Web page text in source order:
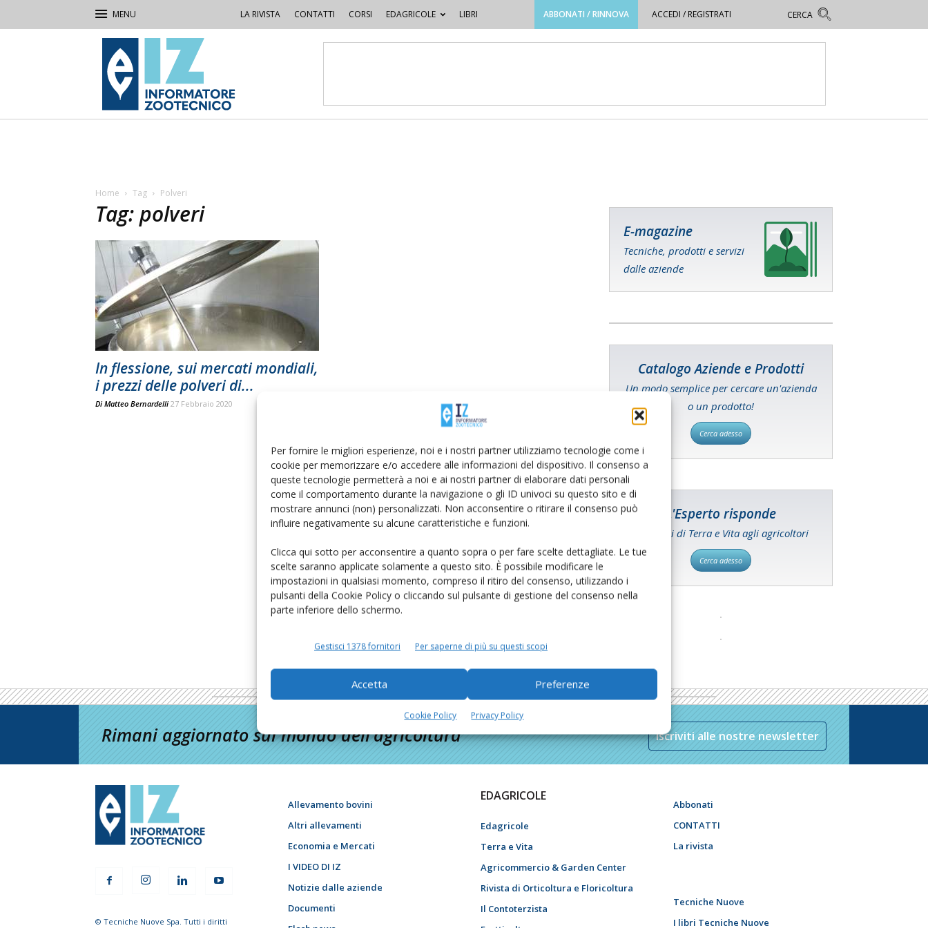
Per fornire le migliori esperienze, noi e i nostri partner utilizziamo tecnologie come i
cookie per memorizzare e/o accedere alle informazioni del dispositivo. Il consenso a
queste tecnologie permetterà a noi e ai nostri partner di elaborare dati personali
come il comportamento durante la navigazione o gli ID univoci su questo sito e di
mostrare annunci (non) personalizzati. Non acconsentire o ritirare il consenso può
influire negativamente su alcune caratteristiche e funzioni.
Clicca qui sotto per acconsentire a quanto sopra o per fare scelte dettagliate. Le tue
scelte saranno applicate solamente a questo sito. È possibile modificare le
impostazioni in qualsiasi momento, compreso il ritiro del consenso, utilizzando i
pulsanti della Cookie Policy o cliccando sul pulsante di gestione del consenso nella
parte inferiore dello schermo.
Gestisci 1378 fornitori Per saperne di più su questi scopi
Accetta Preferenze
Cookie Policy Privacy Policy
LA RIVISTA CONTATTI CORSI EDAGRICOLE LIBRI ABBONATI / RINNOVA ACCEDI / REGISTRATI
IZ
Informatore
Zootecnico
Home Tag Polveri
Tag: polveri
In flessione, sui mercati mondiali,
i prezzi delle polveri di...
Di Matteo Bernardelli 27 Febbraio 2020
E-magazine
Tecniche, prodotti e servizi
dalle aziende
Catalogo Aziende e Prodotti
Un modo semplice per cercare un'azienda
o un prodotto!
Cerca adesso
L'Esperto risponde
I consigli di Terra e Vita agli agricoltori
Cerca adesso
Rimani aggiornato sul mondo dell’agricoltura Iscriviti alle nostre newsletter
© Tecniche Nuove Spa. Tutti i diritti
Allevamento bovini
Altri allevamenti
Economia e Mercati
I VIDEO DI IZ
Notizie dalle aziende
Documenti
EDAGRICOLE
Edagricole
Terra e Vita
Agricommercio & Garden Center
Rivista di Orticoltura e Floricoltura
Il Contoterzista
Abbonati
CONTATTI
La rivista
Tecniche Nuove
I libri Tecniche Nuove